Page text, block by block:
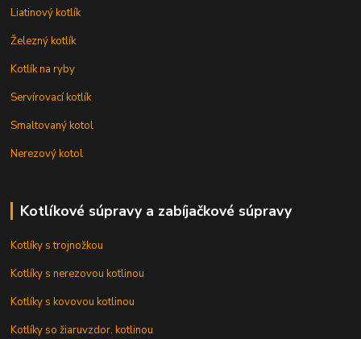
Liatinový kotlík
Železný kotlík
Kotlík na ryby
Servírovací kotlík
Smaltovaný kotol
Nerezový kotol
Kotlíkové súpravy a zabíjačkové súpravy
Kotlíky s trojnožkou
Kotlíky s nerezovou kotlinou
Kotlíky s kovovou kotlinou
Kotlíky so žiaruvzdor. kotlinou